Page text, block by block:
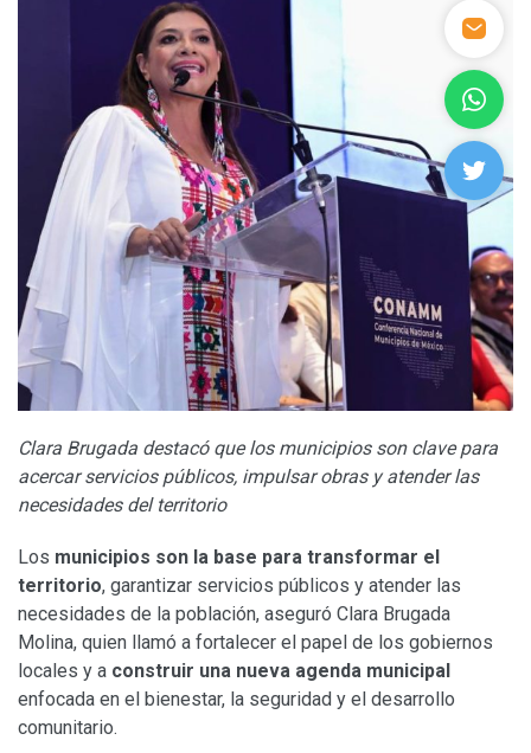
Clara Brugada destacó que los municipios son clave para
acercar servicios públicos, impulsar obras y atender las
necesidades del territorio
Los municipios son la base para transformar el
territorio, garantizar servicios públicos y atender las
necesidades de la población, aseguró Clara Brugada
Molina, quien llamó a fortalecer el papel de los gobiernos
locales y a construir una nueva agenda municipal
enfocada en el bienestar, la seguridad y el desarrollo
comunitario.